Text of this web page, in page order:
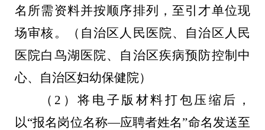
名所需资料并按顺序排列，至引才单位现
场审核。
（自治区人民医院、自治区人民
医院白鸟湖医院、自治区疾病预防控制中
心、自治区妇幼保健院）
（ 2 ）将 电子版材料打包压缩后，
以“报名岗位名称—应聘者姓名”命名发送至